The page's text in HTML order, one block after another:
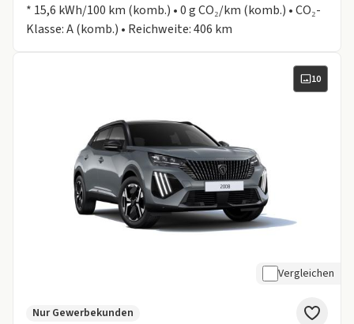
* 15,6 kWh/100 km (komb.) • 0 g CO₂/km (komb.) • CO₂-
Klasse: A (komb.) • Reichweite: 406 km
10
Vergleichen
Nur Gewerbekunden